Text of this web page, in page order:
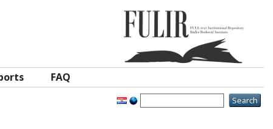
FAQ